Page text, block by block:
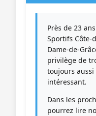
Près de 23
Sportifs Côte-
Dame-de-
privilège de
toujours
intéressant.
Dans les
pourrez lire